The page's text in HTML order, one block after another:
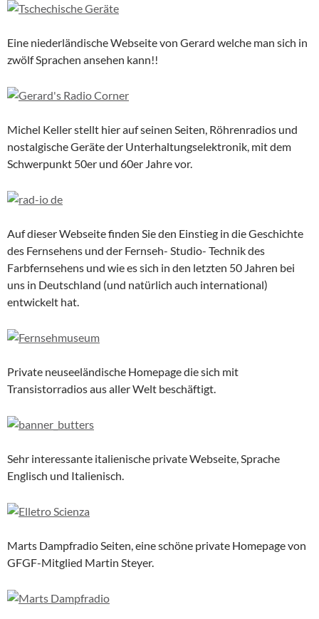
Eine niederländische Webseite von Gerard welche man sich in
zwölf Sprachen ansehen kann!!
Michel Keller stellt hier auf seinen Seiten, Röhrenradios und
nostalgische Geräte der Unterhaltungselektronik, mit dem
Schwerpunkt 50er und 60er Jahre vor.
Auf dieser Webseite finden Sie den Einstieg in die Geschichte
des Fernsehens und der Fernseh- Studio- Technik des
Farbfernsehens und wie es sich in den letzten 50 Jahren bei
uns in Deutschland (und natürlich auch international)
entwickelt hat.
Private neuseeländische Homepage die sich mit
Transistorradios aus aller Welt beschäftigt.
Sehr interessante italienische private Webseite, Sprache
Englisch und Italienisch.
Marts Dampfradio Seiten, eine schöne private Homepage von
GFGF-Mitglied Martin Steyer.